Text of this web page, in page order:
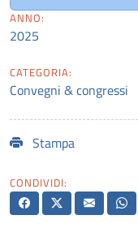
ANNO:
2025
CATEGORIA:
Convegni & congressi
Stampa
CONDIVIDI: